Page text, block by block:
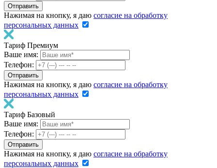
Нажимая на кнопку, я даю согласие на обработку
персональных данных
Тариф Премиум
Ваше имя:
Телефон:
Нажимая на кнопку, я даю согласие на обработку
персональных данных
Тариф Базовый
Ваше имя:
Телефон:
Нажимая на кнопку, я даю согласие на обработку
персональных данных